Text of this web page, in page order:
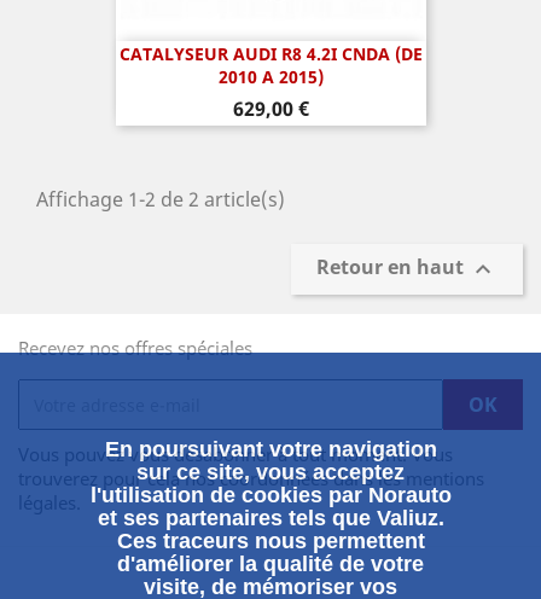
CATALYSEUR AUDI R8 4.2I CNDA (DE
2010 A 2015)
Prix
629,00 €
Affichage 1-2 de 2 article(s)
Retour en haut 
Recevez nos offres spéciales
Vous pouvez vous désabonner à tout moment. Vous
trouverez pour cela nos coordonnées dans les mentions
légales.
En poursuivant votre navigation
sur ce site, vous acceptez
l'utilisation de cookies par Norauto
et ses partenaires tels que Valiuz.
Ces traceurs nous permettent
d'améliorer la qualité de votre
visite, de mémoriser vos